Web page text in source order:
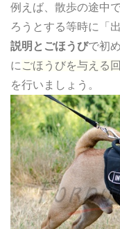
例えば、散歩の途中
ろうとする等時に「
説明とごほうびで初
に ごほうびを与える
を行いましょう。